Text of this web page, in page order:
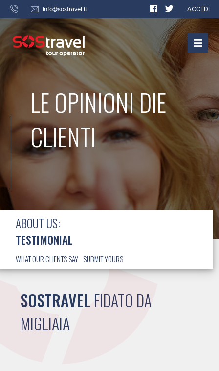
info@sostravel.it ACCEDI
LE OPINIONI DIE
CLIENTI
ABOUT US:
TESTIMONIAL
WHAT OUR CLIENTS SAY SUBMIT YOURS
SOSTRAVEL FIDATO DA
MIGLIAIA